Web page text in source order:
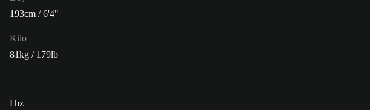
193cm / 6'4"
Kilo
81kg / 179lb
Hız